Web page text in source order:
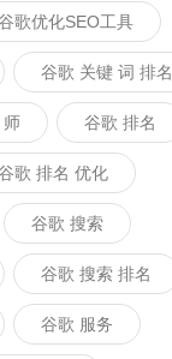
歌优化SEO工具
谷歌 关键 词 排名
师 谷歌 排名
歌 排名 优化
谷歌 搜索
谷歌 搜索 排名
谷歌 服务